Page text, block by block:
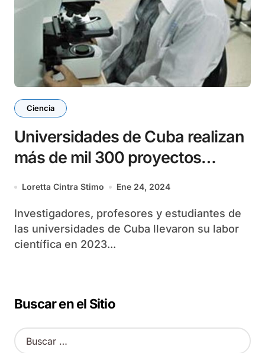
Ciencia
Universidades de Cuba realizan
más de mil 300 proyectos
científicos
Loretta Cintra Stimo Ene 24, 2024
Investigadores, profesores y estudiantes de
las universidades de Cuba llevaron su labor
científica en 2023...
Buscar en el Sitio
B
u